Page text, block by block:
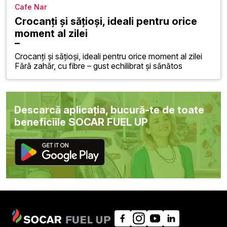
Cafe Nar
Crocanți și sățioși, ideali pentru orice
moment al zilei
Crocanți și sățioși, ideali pentru orice moment al zilei
Fără zahăr, cu fibre – gust echilibrat și sănătos
Descarcă aplicația, bucură-te de toate
beneficiile SOCAR FUEL UP